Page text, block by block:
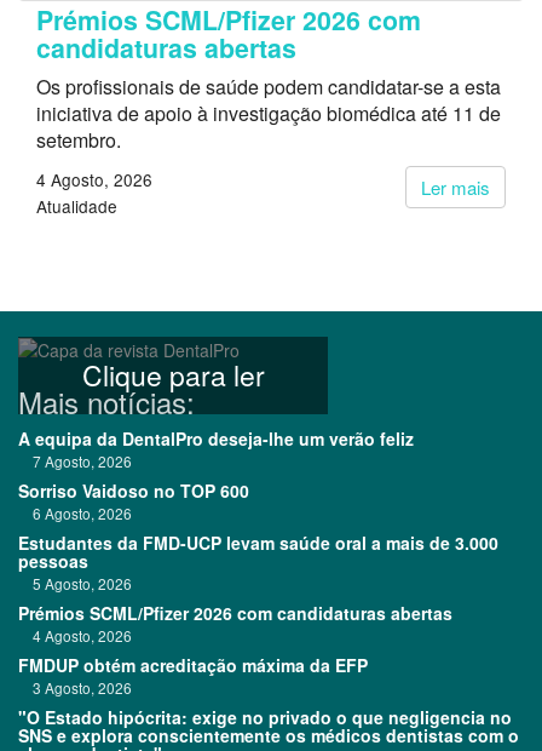
Prémios SCML/Pfizer 2026 com
candidaturas abertas
Os profissionais de saúde podem candidatar-se a esta
iniciativa de apoio à investigação biomédica até 11 de
setembro.
Ler mais
4 Agosto, 2026
Atualidade
Clique para ler
Mais notícias:
A equipa da DentalPro deseja-lhe um verão feliz
7 Agosto, 2026
Sorriso Vaidoso no TOP 600
6 Agosto, 2026
Estudantes da FMD-UCP levam saúde oral a mais de 3.000
pessoas
5 Agosto, 2026
Prémios SCML/Pfizer 2026 com candidaturas abertas
4 Agosto, 2026
FMDUP obtém acreditação máxima da EFP
3 Agosto, 2026
"O Estado hipócrita: exige no privado o que negligencia no
SNS e explora conscientemente os médicos dentistas com o